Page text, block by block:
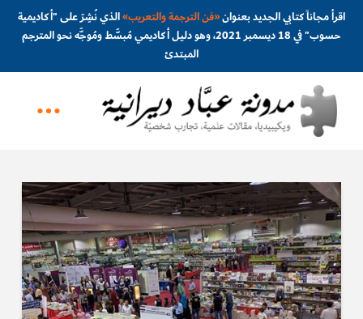
اقرأ مجاناً كتابي الجديد بعنوان«فن الترجمة والتعريب»الذي نُشِرَ على "أكاديمية
حسوب" في 18 ديسمبر 2021، وهو دليل أكاديمي مُبسَّط ومُوجَّه نحو المترجم
المبتدئ